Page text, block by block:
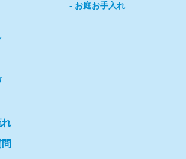
お庭お手入れ
れ